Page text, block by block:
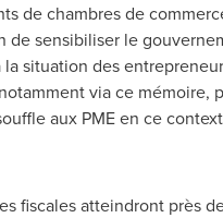
de chambres de
de sensibiliser le
situation des
via ce mémoire,
aux PME en ce
fiscales atteindront près